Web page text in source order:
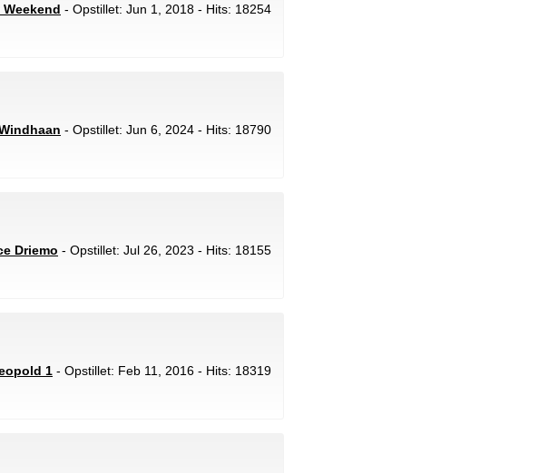
- Opstillet: Jun 1, 2018 - Hits: 18254
- Opstillet: Jun 6, 2024 - Hits: 18790
Driemo - Opstillet: Jul 26, 2023 - Hits: 18155
1 - Opstillet: Feb 11, 2016 - Hits: 18319